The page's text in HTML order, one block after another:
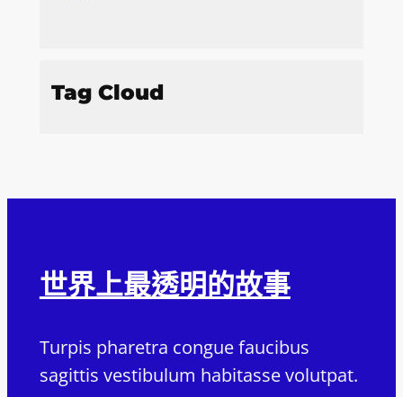
Tag Cloud
世界上最透明的故事
Turpis pharetra congue faucibus
sagittis vestibulum habitasse volutpat.